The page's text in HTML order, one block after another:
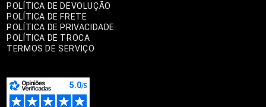
POLÍTICA DE DEVOLUÇÃO
POLÍTICA DE FRETE
POLÍTICA DE PRIVACIDADE
POLÍTICA DE TROCA
TERMOS DE SERVIÇO